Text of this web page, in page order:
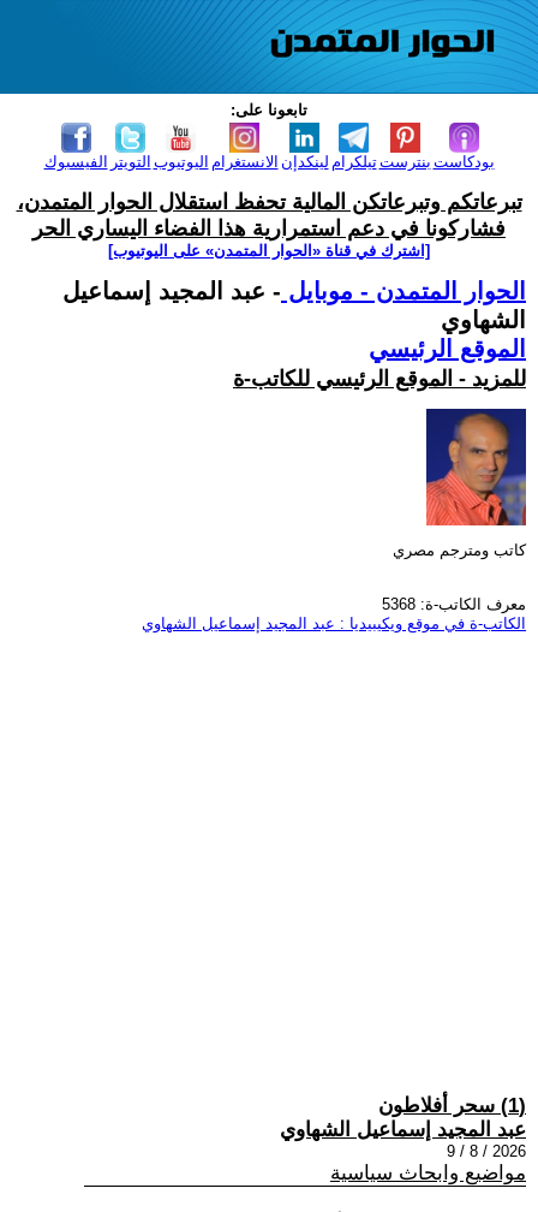
تابعونا على:
الفيسبوك التويتر اليوتيوب الانستغرام لينكدإن تيلكرامبنترست بودكاست
تبرعاتكم وتبرعاتكن المالية تحفظ استقلال الحوار المتمدن،
فشاركونا في دعم استمرارية هذا الفضاء اليساري الحر
[اشترك في قناة ‫«الحوار المتمدن» على اليوتيوب]
الحوار المتمدن - موبايل - عبد المجيد إسماعيل
الشهاوي
الموقع الرئيسي
للمزيد - الموقع الرئيسي للكاتب-ة
كاتب ومترجم مصري
معرف الكاتب-ة: 5368
الكاتب-ة في موقع ويكيبيديا : عبد المجيد إسماعيل الشهاوي
(1) سحر أفلاطون
عبد المجيد إسماعيل الشهاوي
2026 / 8 / 9
مواضيع وابحاث سياسية